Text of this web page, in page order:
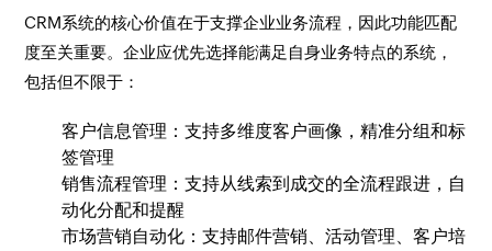
CRM系统的核心价值在于支撑企业业务流程，因此功能匹配
度至关重要。企业应优先选择能满足自身业务特点的系统，
包括但不限于：
客户信息管理：支持多维度客户画像，精准分组和标
签管理
销售流程管理：支持从线索到成交的全流程跟进，自
动化分配和提醒
市场营销自动化：支持邮件营销、活动管理、客户培